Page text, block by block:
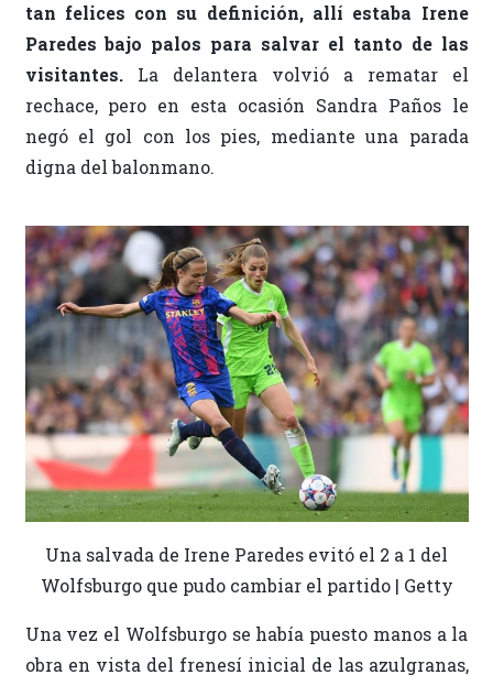
tan felices con su definición, allí estaba Irene
Paredes bajo palos para salvar el tanto de las
visitantes.La delantera volvió a rematar el
rechace, pero en esta ocasión Sandra Paños le
negó el gol con los pies, mediante una parada
digna del balonmano.
Una salvada de Irene Paredes evitó el 2 a 1 del
Wolfsburgo que pudo cambiar el partido | Getty
Una vez el Wolfsburgo se había puesto manos a la
obra en vista del frenesí inicial de las azulgranas,